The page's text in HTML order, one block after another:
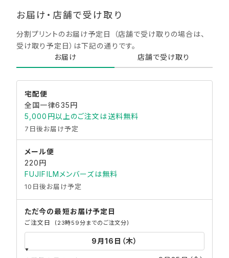
お届け・店舗で受け取り
分割プリントのお届け予定日 （店舗で受け取りの場合は、
受け取り予定日）は下記の通りです。​
お届け
店舗で受け取り
宅配便
全国一律635円
5,000円以上のご注文は送料無料
7日後お届け予定
メール便
220円
FUJIFILMメンバーズは無料
10日後お届け予定
ただ今の最短お届け予定日
ご注文日 (23時59分までのご注文分)